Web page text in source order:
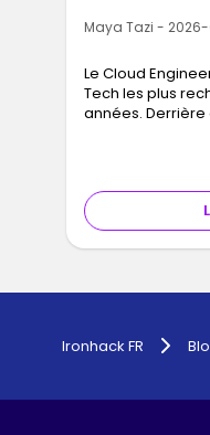
Maya Tazi - 2026-
Le Cloud
Tech les plus
années.
1
Ironhack FR